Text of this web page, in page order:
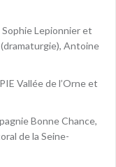
Sophie Lepionnier et
Antoine
Vallée de l’Orne et
Bonne Chance,
de la Seine-